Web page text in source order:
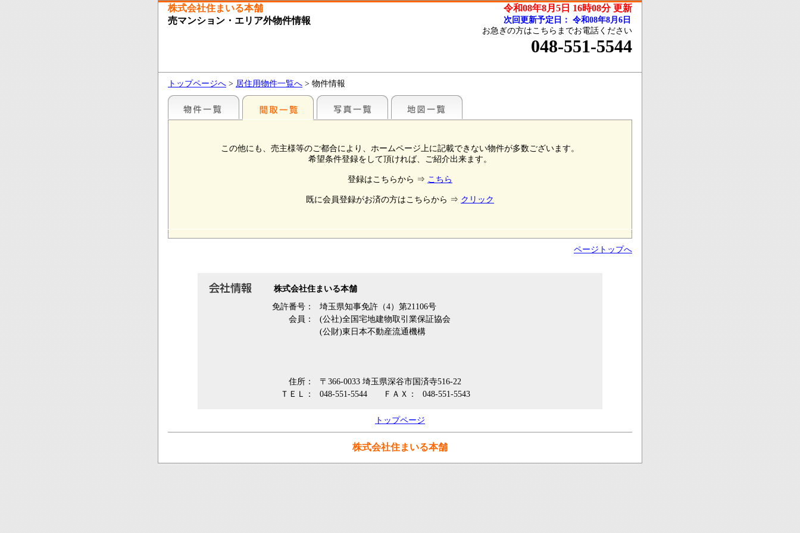
令和08年8月5日 16時08分 更新
次回更新予定日： 令和08年8月6日
株式会社住まいる本舗
売マンション・エリア外物件情報
お急ぎの方はこちらまでお電話ください
048-551-5544
トップページへ > 居住用物件一覧へ > 物件情報
この他にも、売主様等のご都合により、ホームページ上に記載できない物件が多数ございます。
希望条件登録をして頂ければ、ご紹介出来ます。
登録はこちらから ⇒ こちら
既に会員登録がお済の方はこちらから ⇒ クリック
ページトップへ
株式会社住まいる本舗
免許番号：
埼玉県知事免許（4）第21106号
会員：
(公社)全国宅地建物取引業保証協会
(公財)東日本不動産流通機構
住所：
〒366-0033 埼玉県深谷市国済寺516-22
ＴＥＬ：
048-551-5544 ＦＡＸ： 048-551-5543
トップページ
株式会社住まいる本舗